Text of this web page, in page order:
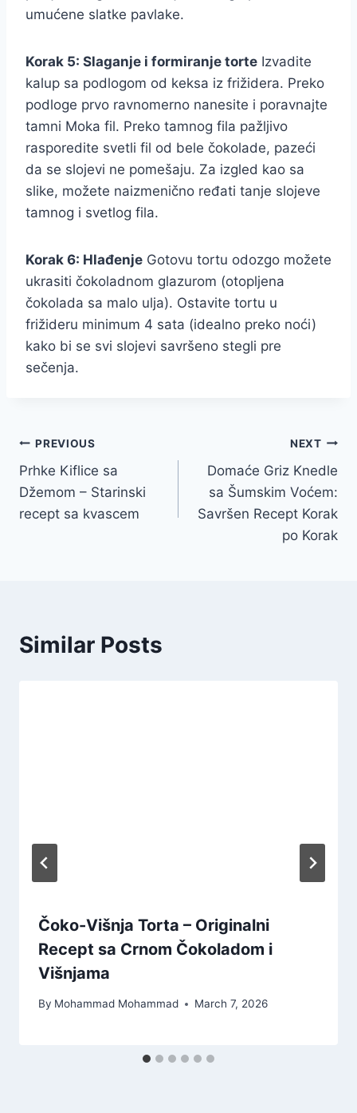
umućene slatke pavlake.
Korak 5: Slaganje i formiranje torte Izvadite
kalup sa podlogom od keksa iz frižidera. Preko
podloge prvo ravnomerno nanesite i poravnajte
tamni Moka fil. Preko tamnog fila pažljivo
rasporedite svetli fil od bele čokolade, pazeći
da se slojevi ne pomešaju. Za izgled kao sa
slike, možete naizmenično ređati tanje slojeve
tamnog i svetlog fila.
Korak 6: Hlađenje Gotovu tortu odozgo možete
ukrasiti čokoladnom glazurom (otopljena
čokolada sa malo ulja). Ostavite tortu u
frižideru minimum 4 sata (idealno preko noći)
kako bi se svi slojevi savršeno stegli pre
sečenja.
Post
navigation
PREVIOUS
Prhke Kiflice sa
Džemom – Starinski
recept sa kvascem
NEXT
Domaće Griz Knedle
sa Šumskim Voćem:
Savršen Recept Korak
po Korak
Similar Posts
Čoko-Višnja Torta – Originalni
Recept sa Crnom Čokoladom i
Višnjama
By Mohammad Mohammad March 7, 2026